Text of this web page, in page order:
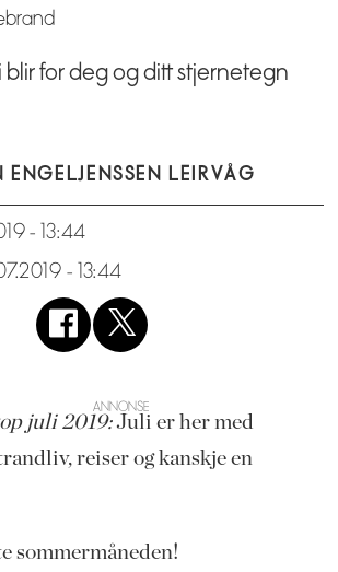
blir for deg og ditt stjernetegn
ENGELJENSSEN LEIRVÅG
- 13:44
- 13:44
juli 2019:Juli er her med
reiser og kanskje en
sommermåneden!